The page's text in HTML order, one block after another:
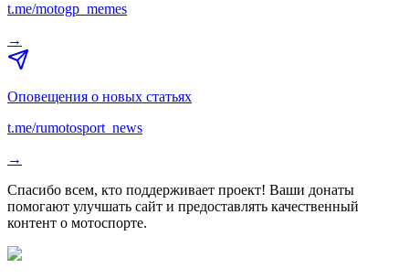
t.me/motogp_memes
→
Оповещения о новых статьях
t.me/rumotosport_news
→
Спасибо всем, кто поддерживает проект! Ваши донаты
помогают улучшать сайт и предоставлять качественный
контент о мотоспорте.